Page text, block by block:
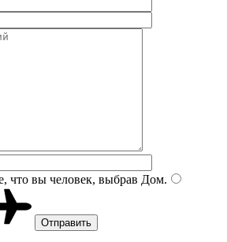
что вы человек, выбрав Дом.